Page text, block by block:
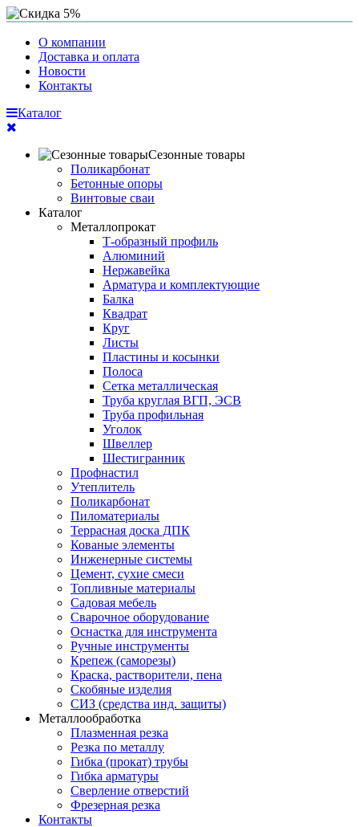
О компании
Доставка и оплата
Новости
Контакты
Каталог
Сезонные товары
Поликарбонат
Бетонные опоры
Винтовые сваи
Каталог
Металлопрокат
Т-образный профиль
Алюминий
Нержавейка
Арматура и комплектующие
Балка
Квадрат
Круг
Листы
Пластины и косынки
Полоса
Сетка металлическая
Труба круглая ВГП, ЭСВ
Труба профильная
Уголок
Швеллер
Шестигранник
Профнастил
Утеплитель
Поликарбонат
Пиломатериалы
Террасная доска ДПК
Кованые элементы
Инженерные системы
Цемент, сухие смеси
Топливные материалы
Садовая мебель
Сварочное оборудование
Оснастка для инструмента
Ручные инструменты
Крепеж (саморезы)
Краска, растворители, пена
Скобяные изделия
СИЗ (средства инд. защиты)
Металлообработка
Плазменная резка
Резка по металлу
Гибка (прокат) трубы
Гибка арматуры
Сверление отверстий
Фрезерная резка
Контакты